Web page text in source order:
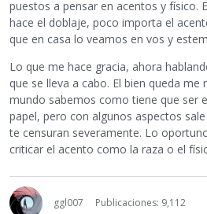
puestos a pensar en acentos y físico.
hace el doblaje, poco importa el
que en casa lo veamos en vos y
Lo que me hace gracia, ahora
que se lleva a cabo. El bien queda me
mundo sabemos como tiene que ser
papel, pero con algunos aspectos
te censuran severamente. Lo
criticar el acento como la raza o el
ggl007
Publicaciones: 9,112